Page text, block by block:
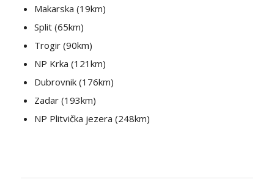
Makarska (19km)
Split (65km)
Trogir (90km)
NP Krka (121km)
Dubrovnik (176km)
Zadar (193km)
NP Plitvička jezera (248km)